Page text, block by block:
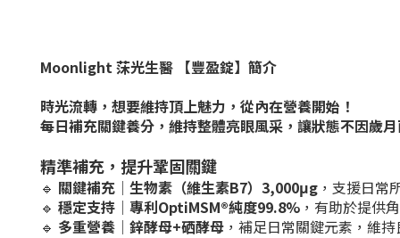
Moonlight 莯光生醫 【豐盈錠】簡介
時光流轉，想要維持頂上魅力，從內在營養開始！
每日補充關鍵養分，維持整體亮眼風采，讓狀態不因歲
精準補充，提升鞏固關鍵
🔹 關鍵補充 ｜ 生物素（維生素B7）3,000μg ，支援日常
🔹 穩定支持 ｜ 專利OptiMSM®純度99.8% ，有助於提供
🔹 多重營養 ｜ 鋅酵母+硒酵母 ，補足日常關鍵元素，維